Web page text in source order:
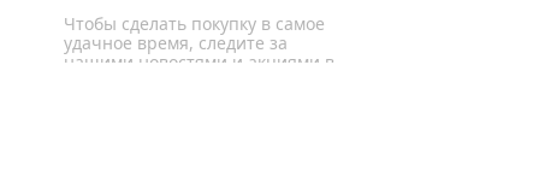
Чтобы сделать покупку в самое
удачное время, следите за
нашими новостями и акциями в